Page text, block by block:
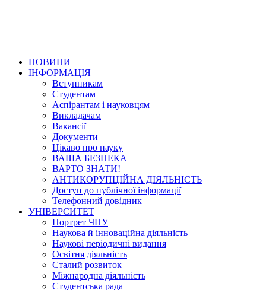
НОВИНИ
ІНФОРМАЦІЯ
Вступникам
Студентам
Аспірантам і науковцям
Викладачам
Вакансії
Документи
Цікаво про науку
ВАША БЕЗПЕКА
ВАРТО ЗНАТИ!
АНТИКОРУПЦІЙНА ДІЯЛЬНІСТЬ
Доступ до публічної інформації
Телефонний довідник
УНІВЕРСИТЕТ
Портрет ЧНУ
Наукова й інноваційна діяльність
Наукові періодичні видання
Освітня діяльність
Сталий розвиток
Міжнародна діяльність
Студентська рада